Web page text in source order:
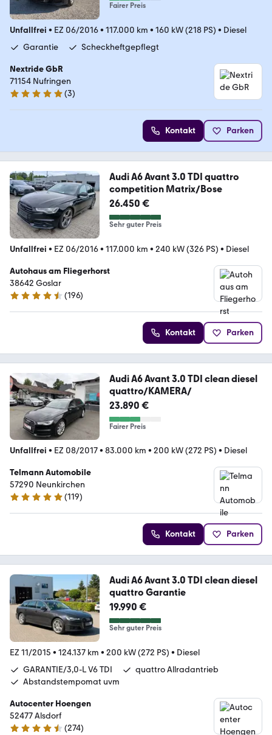
Fairer Preis
Unfallfrei • EZ 06/2016• 117.000 km • 160 kW (218 PS) • Diesel
Garantie
Scheckheftgepflegt
Nextride GbR
71154 Nufringen
5 Sterne
(3)
Kontakt Parken
Audi A6 Avant 3.0 TDI quattro
competition Matrix/Bose
26.450 €
Sehr guter Preis
Unfallfrei • EZ 06/2016• 117.000 km • 240 kW (326 PS) • Diesel
Autohaus am Fliegerhorst
38642 Goslar
4.6 Sterne
(196)
Kontakt Parken
Audi A6 Avant 3.0 TDI clean diesel
quattro/KAMERA/
23.890 €
Fairer Preis
Unfallfrei • EZ 08/2017• 83.000 km • 200 kW (272 PS) • Diesel
Telmann Automobile
57290 Neunkirchen
5 Sterne
(119)
Kontakt Parken
Audi A6 Avant 3.0 TDI clean diesel
quattro Garantie
19.990 €
Sehr guter Preis
EZ 11/2015 • 124.137 km • 200 kW (272 PS) • Diesel
GARANTIE/3,0-L V6 TDI
quattro Allradantrieb
Abstandstempomat uvm
Autocenter Hoengen
52477 Alsdorf
(274)